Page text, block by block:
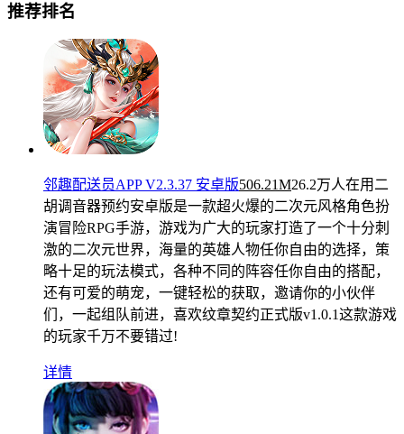
推荐排名
邻趣配送员APP V2.3.37 安卓版506.21M26.2万人在用 二
胡调音器预约安卓版是一款超火爆的二次元风格角色扮
演冒险RPG手游，游戏为广大的玩家打造了一个十分刺
激的二次元世界，海量的英雄人物任你自由的选择，策
略十足的玩法模式，各种不同的阵容任你自由的搭配，
还有可爱的萌宠，一键轻松的获取，邀请你的小伙伴
们，一起组队前进，喜欢纹章契约正式版v1.0.1这款游戏
的玩家千万不要错过!
详情